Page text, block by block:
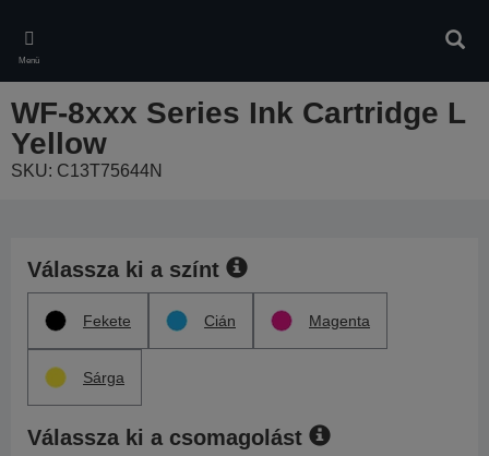
main
content
Menü
WF-8xxx Series Ink Cartridge L
Yellow
SKU: C13T75644N
Válassza ki a színt
Fekete Cián Magenta
Sárga
Válassza ki a csomagolást